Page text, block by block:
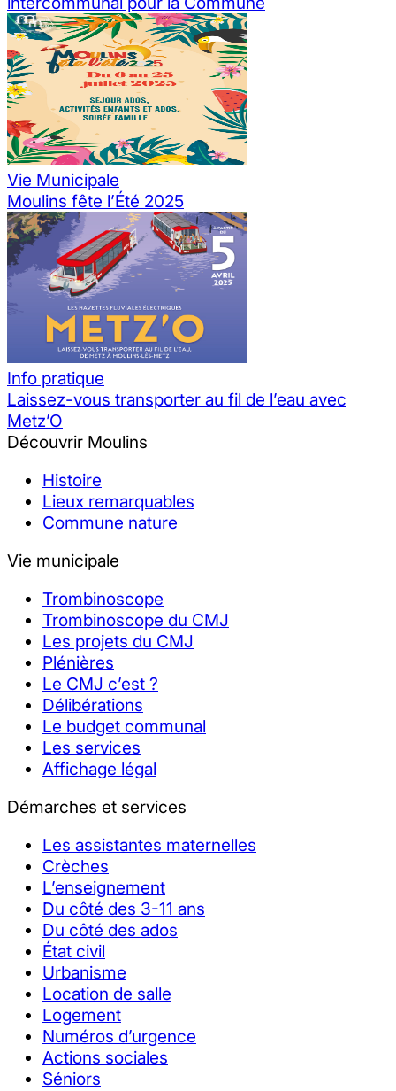
Vie Municipale
Moulins fête l’Été 2025
Info pratique
Laissez-vous transporter au fil de l’eau avec
Metz’O
Découvrir Moulins
Histoire
Lieux remarquables
Commune nature
Vie municipale
Trombinoscope
Trombinoscope du CMJ
Les projets du CMJ
Plénières
Le CMJ c’est ?
Délibérations
Le budget communal
Les services
Affichage légal
Démarches et services
Les assistantes maternelles
Crèches
L’enseignement
Du côté des 3-11 ans
Du côté des ados
État civil
Urbanisme
Location de salle
Logement
Numéros d’urgence
Actions sociales
Séniors